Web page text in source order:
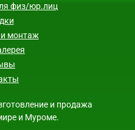
физ/юр.лиц
монтаж
и продажа
и Муроме.